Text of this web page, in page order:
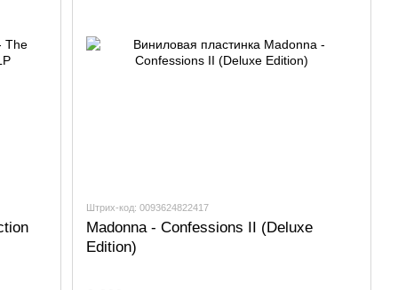
Штрих-код: 0093624822417
Madonna - Confessions II (Deluxe
Edition)